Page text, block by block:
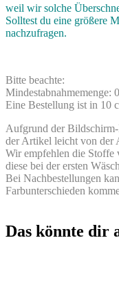
weil wir solche
Solltest du eine größere
nachzufragen.
Bitte beachte:
Mindestabnahmemenge:
Eine Bestellung ist in 10
Aufgrund der
der Artikel leicht von der
Wir empfehlen die Stoffe
diese bei der ersten
Bei Nachbestellungen
Farbunterschieden
Das könnte dir